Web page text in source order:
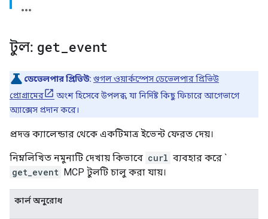
টুল: get event
ডেভেলপার প্রিভিউ: গুগল ওয়ার্কস্পেস ডেভেলপার প্রিভিউ
প্রোগ্রামের
অংশ হিসেবে উপলব্ধ, যা নির্দিষ্ট কিছু ফিচারে আগেভাগে
অ্যাক্সেস প্রদান করে।
প্রদত্ত ক্যালেন্ডার থেকে একটিমাত্র ইভেন্ট ফেরত দেয়।
নিম্নলিখিত নমুনাটি দেখায় কিভাবে curl ব্যবহার করে `
get_event MCP টুলটি চালু করা যায়।
কার্ল অনুরোধ